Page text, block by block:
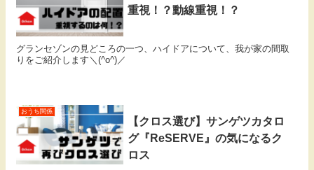
重視！？動線重視！？
グランセゾンの見どころの一つ、ハイドアについて、我が家の間取
りをご紹介します＼(^o^)／
おうち関係
【クロス選び】サンゲツカタロ
グ『ReSERVE』の気になるク
ロス